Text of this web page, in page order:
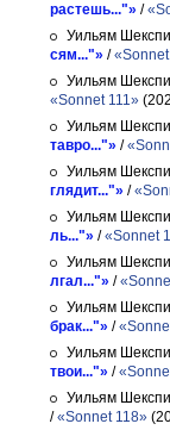
растешь..."» /
Уильям
сям..."» /
Уильям
«Sonnet 111»
Уильям
тавро..."» /
Уильям
глядит..."» /
Уильям
ль..."» /«Sonnet
Уильям
лгал..."» /
Уильям
брак..."» /
Уильям
твои..."» /
Уильям
/«Sonnet 118»